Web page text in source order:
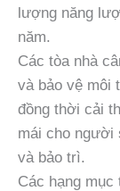
lượng năng
năm.
Các tòa nhà
và bảo vệ môi
đồng thời cải
mái cho người
và bảo trì.
Các hạng mục